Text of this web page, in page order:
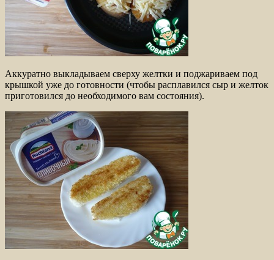
Аккуратно выкладываем сверху желтки и поджариваем под
крышкой уже до готовности (чтобы расплавился сыр и желток
приготовился до необходимого вам состояния).